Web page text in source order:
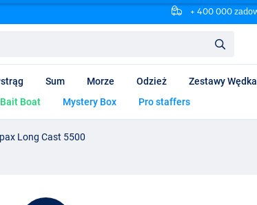
+ 400 000
Sum Morze Odzież Zestawy
Boat Mystery Box Pro staffers
Long Cast 5500